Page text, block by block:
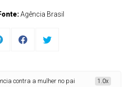
Agência Brasil
contra a mulher no país 1.0x